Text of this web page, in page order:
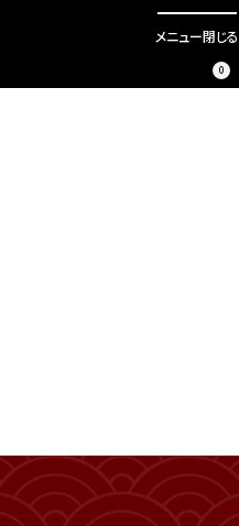
0
メニュー閉じる